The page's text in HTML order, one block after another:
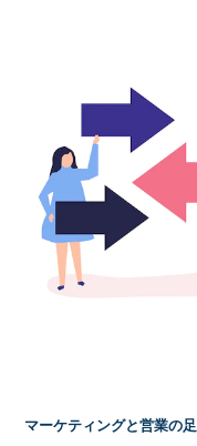
マーケティングと営業の